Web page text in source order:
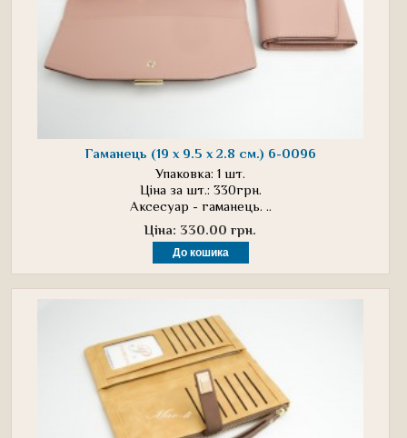
Гаманець (19 х 9.5 х 2.8 см.) 6-0096
Упаковка: 1 шт.
Ціна за шт.: 330грн.
Аксесуар - гаманець. ..
Ціна: 330.00 грн.